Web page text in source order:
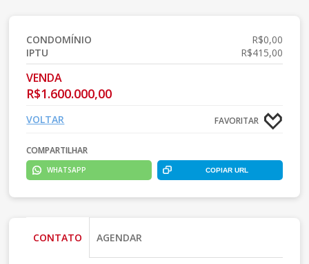
CONDOMÍNIO
R$0,00
IPTU
R$415,00
VENDA
R$1.600.000,00
FAVORITAR
VOLTAR
COMPARTILHAR
WHATSAPP COPIAR URL
CONTATO AGENDAR